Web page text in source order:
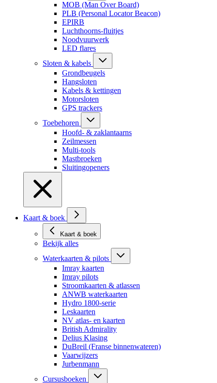
MOB (Man Over Board)
PLB (Personal Locator Beacon)
EPIRB
Luchthoorns-fluitjes
Noodvuurwerk
LED flares
Sloten & kabels
Grondbeugels
Hangsloten
Kabels & kettingen
Motorsloten
GPS trackers
Toebehoren
Hoofd- & zaklantaarns
Zeilmessen
Multi-tools
Mastbroeken
Sluitingopeners
Kaart & boek
Kaart & boek
Bekijk alles
Waterkaarten & pilots
Imray kaarten
Imray pilots
Stroomkaarten & atlassen
ANWB waterkaarten
Hydro 1800-serie
Leskaarten
NV atlas- en kaarten
British Admirality
Delius Klasing
DuBreil (Franse binnenwateren)
Vaarwijzers
Jurbenmann
Cursusboeken